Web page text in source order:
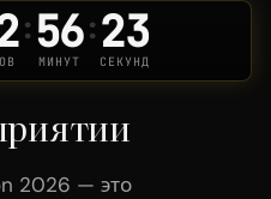
:56
МИНУТ
:22
СЕКУНД
2026 — это